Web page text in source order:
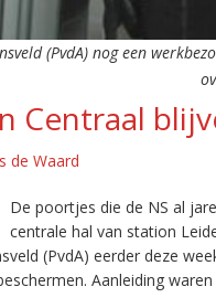
(PvdA) nog een
Centraal
de Waard
De poortjes die de NS al
centrale hal van station
(PvdA) eerder deze
Aanleiding